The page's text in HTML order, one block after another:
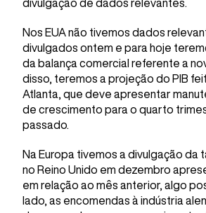
divulgação de dados relevantes.
Nos EUA não tivemos dados
divulgados ontem e para hoje
da balança comercial referente a
disso, teremos a projeção do PIB
Atlanta, que deve apresentar
de crescimento para o quarto
passado.
Na Europa tivemos a divulgação da
no Reino Unido em dezembro
em relação ao mês anterior, algo
lado, as encomendas à indústria